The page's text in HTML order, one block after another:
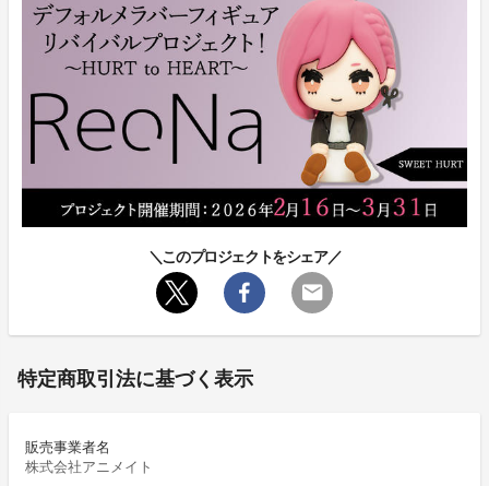
ReoNa(レオナ) ／10月20日生まれ。
＼このプロジェクトをシェア／
特定商取引法に基づく表示
販売事業者名
株式会社アニメイト